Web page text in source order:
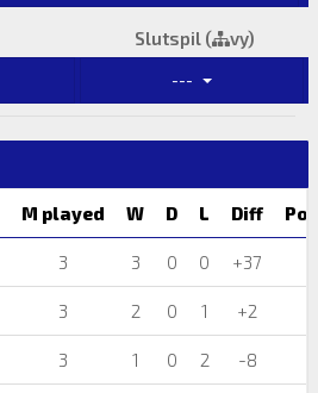
Slutspil ( vy)
---
M played W D L Diff
3 3 0 0 +37
3 2 0 1 +2
3 1 0 2 -8